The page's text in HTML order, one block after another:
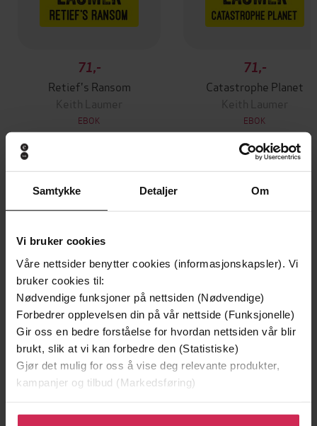
Samtykke Detaljer Om
Vi bruker cookies
Våre nettsider benytter cookies (informasjonskapsler). Vi
bruker cookies til:
Nødvendige funksjoner på nettsiden (Nødvendige)
Forbedrer opplevelsen din på vår nettside (Funksjonelle)
Gir oss en bedre forståelse for hvordan nettsiden vår blir
brukt, slik at vi kan forbedre den (Statistiske)
Gjør det mulig for oss å vise deg relevante produkter,
kampanjer og tilbud (Markedsføring)
Klikk på «Godta alle» for å gi oss ditt samtykke til å
71,-
Retief's Ransom
Keith Laumer
EBOK
71,-
Catastrophe Planet
Keith Laumer
EBOK
Andre har også kjøpt
Premium